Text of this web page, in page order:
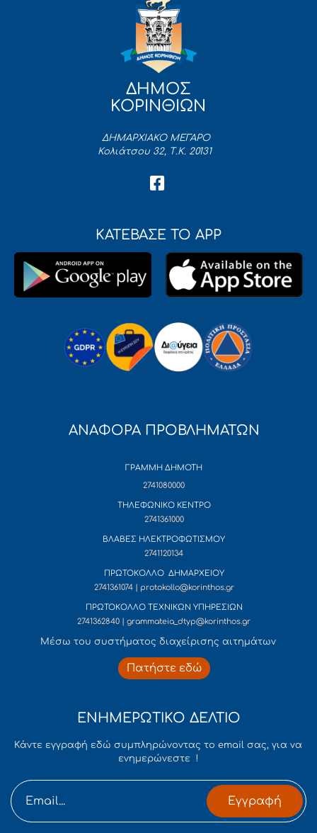
ΔΗΜΟΣ
ΚΟΡΙΝΘΙΩΝ
ΔΗΜΑΡΧΙΑΚΟ ΜΕΓΑΡΟ
Κολιάτσου 32, Τ.Κ. 20131
ΚΑΤΕΒΑΣΕ ΤΟ APP
ΑΝΑΦΟΡΑ ΠΡΟΒΛΗΜΑΤΩΝ
ΓΡΑΜΜΗ ΔΗΜΟΤΗ
2741080000
ΤΗΛΕΦΩΝΙΚΟ ΚΕΝΤΡΟ
2741361000
ΒΛΑΒΕΣ ΗΛΕΚΤΡΟΦΩΤΙΣΜΟΥ
2741120134
ΠΡΩΤΟΚΟΛΛΟ ΔΗΜΑΡΧΕΙΟΥ
2741361074 | protokollo@korinthos.gr
ΠΡΩΤΟΚΟΛΛΟ ΤΕΧΝΙΚΩΝ ΥΠΗΡΕΣΙΩΝ
2741362840 | grammateia_dtyp@korinthos.gr
Mέσω του συστήματος διαχείρισης αιτημάτων
Πατήστε εδώ
ΕΝΗΜΕΡΩΤΙΚΟ ΔΕΛΤΙΟ
Κάντε εγγραφή εδώ συμπληρώνοντας το email σας, για να
ενημερώνεστε !
Εγγραφή